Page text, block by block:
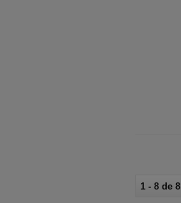
1 - 8 de 8